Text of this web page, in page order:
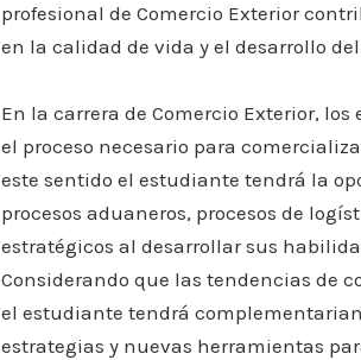
profesional de Comercio Exterior
en la calidad de vida y el desarrollo
En la carrera de Comercio Exterior,
el proceso necesario para
este sentido el estudiante tendrá la
procesos aduaneros, procesos de
estratégicos al desarrollar sus
Considerando que las tendencias de
el estudiante tendrá
estrategias y nuevas herramientas